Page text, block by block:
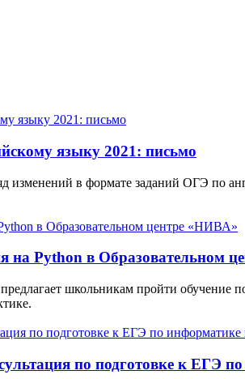
языку 2021: письмо
изменений в формате заданий ОГЭ по
на Python в Образовательном
школьникам пройти обучение
по подготовке к ЕГЭ